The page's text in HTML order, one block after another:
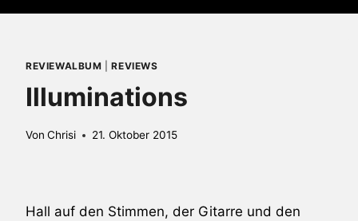
REVIEWALBUM |REVIEWS
Illuminations
Von Chrisi 21. Oktober 2015
Hall auf den Stimmen, der Gitarre und den